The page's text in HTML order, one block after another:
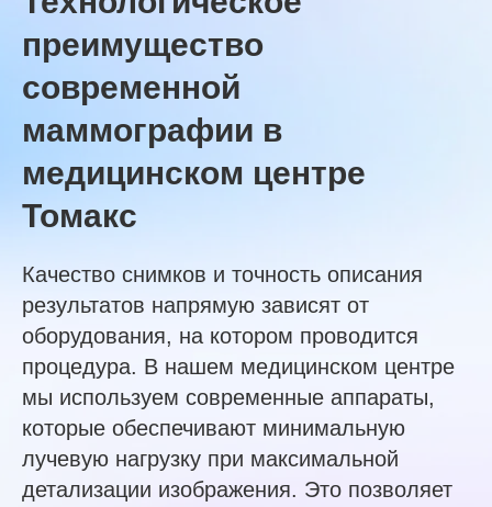
преимущество
современной
маммографии в
медицинском центре
Томакс
Качество снимков и точность описания
результатов напрямую зависят от
оборудования, на котором проводится
процедура. В нашем медицинском центре
мы используем современные аппараты,
которые обеспечивают минимальную
лучевую нагрузку при максимальной
детализации изображения. Это позволяет